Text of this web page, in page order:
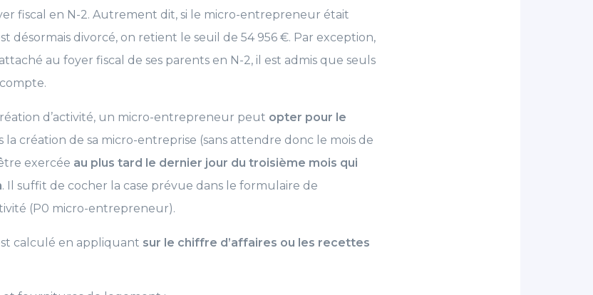
fiscal en N-2. Autrement dit, si le micro-entrepreneur était
désormais divorcé, on retient le seuil de 54 956 €. Par exception,
au foyer fiscal de ses parents en N-2, il est admis que seuls
d’activité, un micro-entrepreneur peut opter pour le
la création de sa micro-entreprise (sans attendre donc le mois de
exercée au plus tard le dernier jour du troisième mois qui
. Il suffit de cocher la case prévue dans le formulaire de
(P0 micro-entrepreneur).
calculé en appliquant sur le chiffre d’affaires ou les recettes